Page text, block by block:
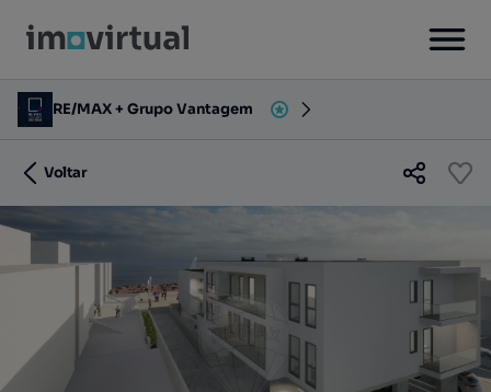
RE/MAX + Grupo Vantagem
Voltar